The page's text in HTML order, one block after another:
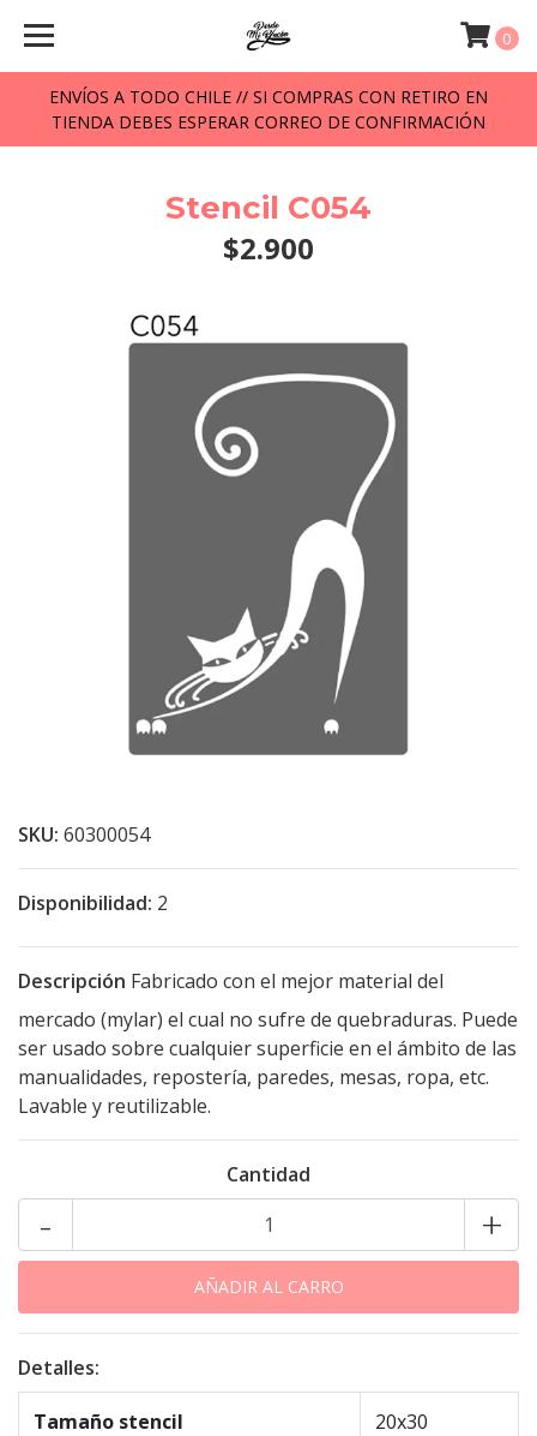
ENVÍOS A TODO CHILE // SI COMPRAS CON RETIRO EN
TIENDA DEBES ESPERAR CORREO DE CONFIRMACIÓN
0
Stencil C054
$2.900
SKU: 60300054
Disponibilidad: 2
Descripción Fabricado con el mejor material del
mercado (mylar) el cual no sufre de quebraduras. Puede
ser usado sobre cualquier superficie en el ámbito de las
manualidades, repostería, paredes, mesas, ropa, etc.
Lavable y reutilizable.
Cantidad
+
-
Detalles:
Tamaño stencil 20x30